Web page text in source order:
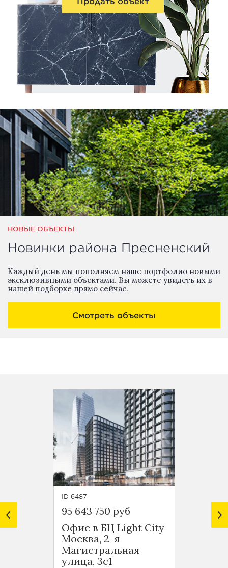
НОВЫЕ ОБЪЕКТЫ
Новинки района Пресненский
Каждый день мы пополняем наше портфолио новыми
эксклюзивными объектами. Вы можете увидеть их в
нашей подборке прямо сейчас.
Смотреть объекты
ID 6487
95 643 750 руб
Офис в БЦ Light City
Москва, 2-я
Магистральная
улица, 3с1
91